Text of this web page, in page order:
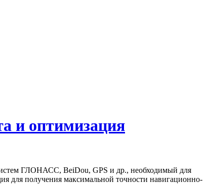
и оптимизация
ГЛОНАСС, BeiDou, GPS и др., необходимый для
для получения максимальной точности навигационно-